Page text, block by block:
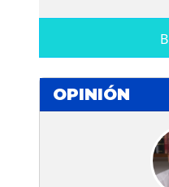
OPINIÓN